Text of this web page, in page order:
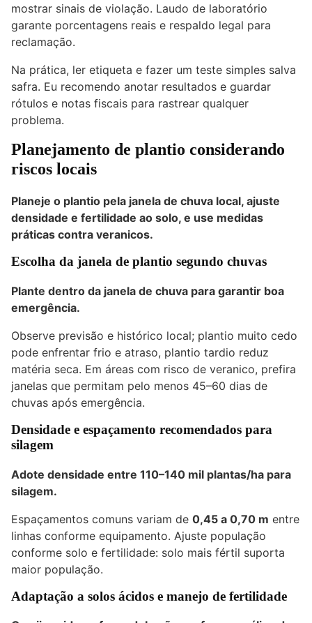
mostrar sinais de violação. Laudo de laboratório
garante porcentagens reais e respaldo legal para
reclamação.
Na prática, ler etiqueta e fazer um teste simples salva
safra. Eu recomendo anotar resultados e guardar
rótulos e notas fiscais para rastrear qualquer
problema.
Planejamento de plantio considerando
riscos locais
Planeje o plantio pela janela de chuva local, ajuste
densidade e fertilidade ao solo, e use medidas
práticas contra veranicos.
Escolha da janela de plantio segundo chuvas
Plante dentro da janela de chuva para garantir boa
emergência.
Observe previsão e histórico local; plantio muito cedo
pode enfrentar frio e atraso, plantio tardio reduz
matéria seca. Em áreas com risco de veranico, prefira
janelas que permitam pelo menos 45–60 dias de
chuvas após emergência.
Densidade e espaçamento recomendados para
silagem
Adote densidade entre 110–140 mil plantas/ha para
silagem.
Espaçamentos comuns variam de 0,45 a 0,70 m entre
linhas conforme equipamento. Ajuste população
conforme solo e fertilidade: solo mais fértil suporta
maior população.
Adaptação a solos ácidos e manejo de fertilidade